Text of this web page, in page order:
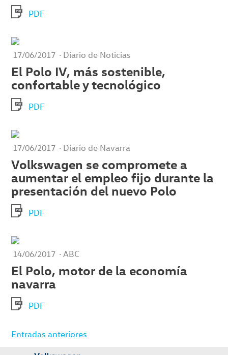
PDF
17/06/2017 · Diario de Noticias
El Polo IV, más sostenible,
confortable y tecnológico
PDF
17/06/2017 · Diario de Navarra
Volkswagen se compromete a
aumentar el empleo fijo durante la
presentación del nuevo Polo
PDF
14/06/2017 · ABC
El Polo, motor de la economía
navarra
PDF
Navegación
Entradas anteriores